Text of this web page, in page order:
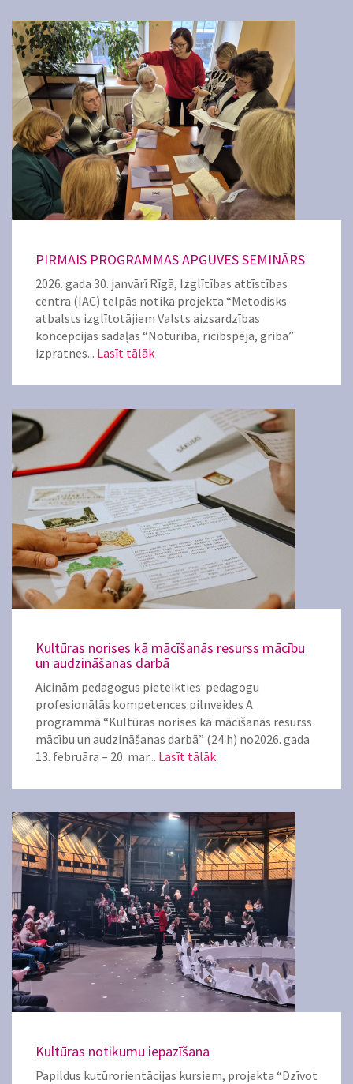
PIRMAIS PROGRAMMAS APGUVES SEMINĀRS
2026. gada 30. janvārī Rīgā, Izglītības attīstības
centra (IAC) telpās notika projekta “Metodisks
atbalsts izglītotājiem Valsts aizsardzības
koncepcijas sadaļas “Noturība, rīcībspēja, griba”
izpratnes... Lasīt tālāk
Kultūras norises kā mācīšanās resurss mācību
un audzināšanas darbā
Aicinām pedagogus pieteikties pedagogu
profesionālās kompetences pilnveides A
programmā “Kultūras norises kā mācīšanās resurss
mācību un audzināšanas darbā” (24 h) no2026. gada
13. februāra – 20. mar... Lasīt tālāk
Kultūras notikumu iepazīšana
Papildus kutūrorientācijas kursiem, projekta “Dzīvot